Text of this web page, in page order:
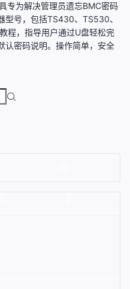
专为解决管理员遗忘BMC密码
型号，包括TS430、TS530、
程，指导用户通过U盘轻松完
认密码说明。操作简单，安全